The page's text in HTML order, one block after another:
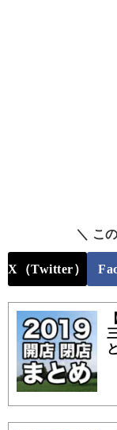
＼ こ
X（Twitter）